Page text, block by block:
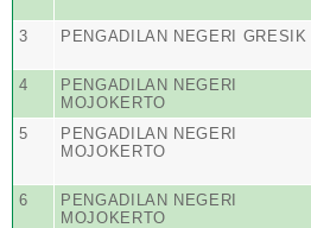
3 PENGADILAN NEGERI GRESIK
4
PENGADILAN NEGERI
MOJOKERTO
5
PENGADILAN NEGERI
MOJOKERTO
6
PENGADILAN NEGERI
MOJOKERTO